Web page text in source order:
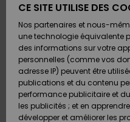
& Tongs
Surf
& Tongs
Surf
FEMME
A
Snow
SURF
Surf
Shop
Enfant
SNOW
Snow
Shop
Enfant
Snow
Shop
Femme
OUTLET
Enfant
Outlet
Femme
Retours
Paiement
Carte
Cadeau
CE SITE UTILISE DES
Nos partenaires et nous-
une technologie équivalente
des informations sur votre
personnelles (comme vos
adresse IP) peuvent être
publications et du contenu
performance publicitaire et
les publicités ; et en
développer et améliorer les